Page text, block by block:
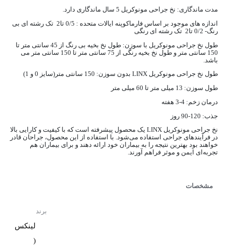
مدت ماندگاری: نخ جراحی مونوکریل 5 سال ماندگاری دارد.
اندازه های موجود بر اساس فارماکوپنه ایالات متحده : 0/5 تا2 تک رشته ای بی
رنگ- 0/2 تا2 تک رشته ای رنگی
طول نخ جراحی مونوکریل با سوزن: طول نخ بخیه بی رنگ از 45 سانتی متر تا
150 سانتی متر و طول نخ بخیه رنگی از 75 سانتی متر تا 150 سانتی متر می
باشد.
طول نخ جراحی مونوکریل LINX بدون سوزن: 150 سانتی متر(سایز 0 و 1)
طول سوزن: 13 میلی متر تا 60 میلی متر
درمان زخم: 4-3 هفته
جذب: 120-90 روز
نخ جراحی مونوکریل LINX یک محصول پیشرفته است که با کیفیت و کارایی بالا
در فرآیندهای جراحی استفاده می‌شود. با استفاده از این محصول، جراحان قادر
خواهند بود بهترین نتیجه را به بیماران خود ارائه دهند و برای بیماران هم
تجربه‌ای ایمن و موثر فراهم آورند.
مشخصات
برند
لینکس
(